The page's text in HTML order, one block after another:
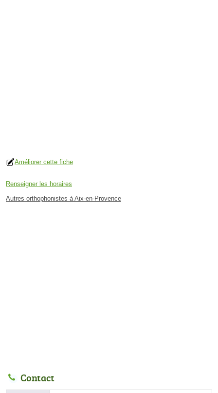
Améliorer cette fiche
Renseigner les horaires
Autres orthophonistes à Aix-en-Provence
Contact